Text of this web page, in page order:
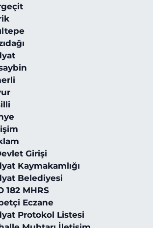
Girişi
Kaymakamlığı
Belediyesi
182 MHRS
Eczane
Protokol Listesi